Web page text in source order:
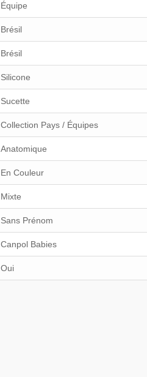
Équipe
Brésil
Brésil
Silicone
Sucette
Collection Pays / Équipes
Anatomique
En Couleur
Mixte
Sans Prénom
Canpol Babies
Oui